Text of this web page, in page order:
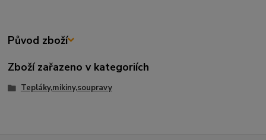
Původ zboží
Zboží zařazeno v kategoriích
Tepláky,mikiny,soupravy